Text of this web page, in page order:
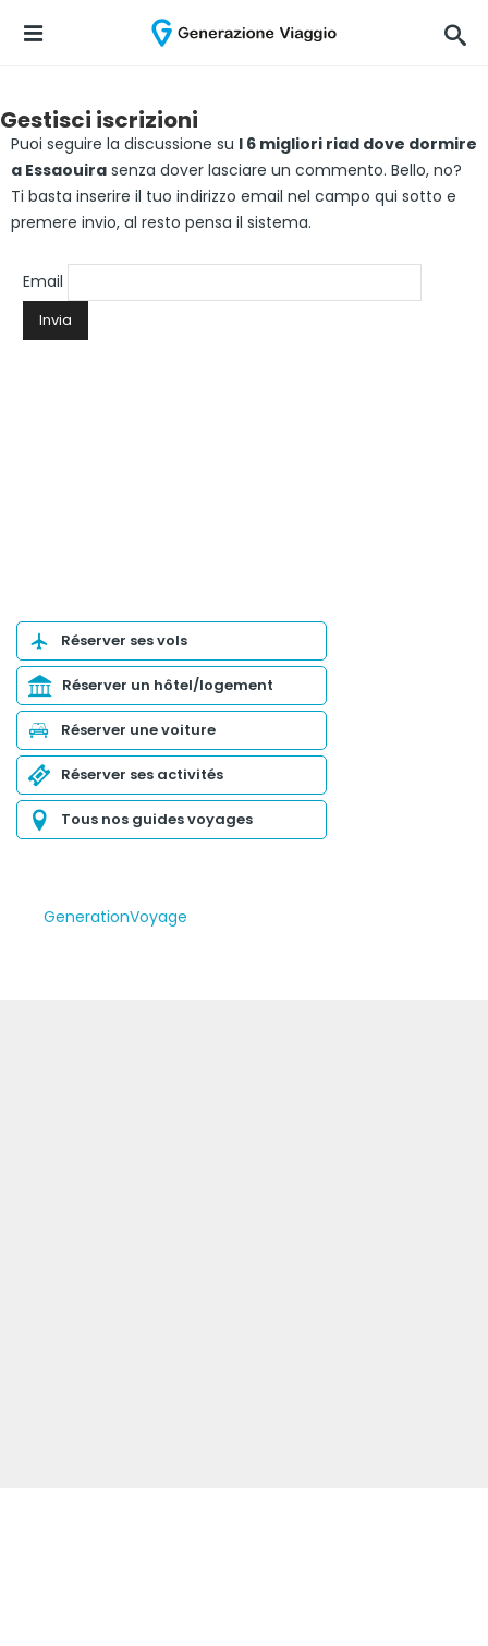
Gestisci iscrizioni
Puoi seguire la discussione su I 6 migliori riad dove dormire
a Essaouira senza dover lasciare un commento. Bello, no?
Ti basta inserire il tuo indirizzo email nel campo qui sotto e
premere invio, al resto pensa il sistema.
Email
Réserver ses vols
Réserver un hôtel/logement
Réserver une voiture
Réserver ses activités
Tous nos guides voyages
GenerationVoyage